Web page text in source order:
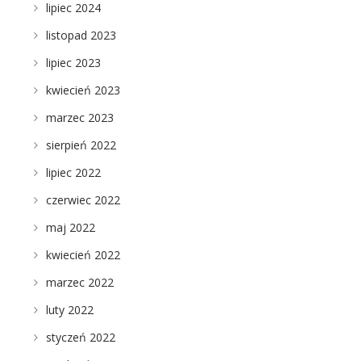
lipiec 2024
listopad 2023
lipiec 2023
kwiecień 2023
marzec 2023
sierpień 2022
lipiec 2022
czerwiec 2022
maj 2022
kwiecień 2022
marzec 2022
luty 2022
styczeń 2022